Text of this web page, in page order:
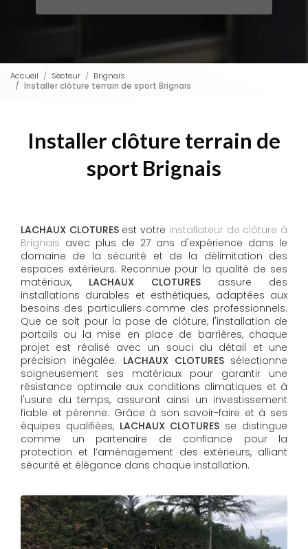
Accueil Secteur
Brignais
Installer clôture terrain de sport Brignais
Installer clôture terrain de
sport Brignais
LACHAUX CLOTURESest votre installateur de clôture à
Brignais avec plus de 27 ans d'expérience dans le
domaine de la sécurité et de la délimitation des
espaces extérieurs. Reconnue pour la qualité de ses
matériaux, LACHAUX CLOTURES assure des
installations durables et esthétiques, adaptées aux
besoins des particuliers comme des professionnels.
Que ce soit pour la pose de clôture, l'installation de
portails ou la mise en place de barrières, chaque
projet est réalisé avec un souci du détail et une
précision inégalée. LACHAUX CLOTURES sélectionne
soigneusement ses matériaux pour garantir une
résistance optimale aux conditions climatiques et à
l'usure du temps, assurant ainsi un investissement
fiable et pérenne. Grâce à son savoir-faire et à ses
équipes qualifiées,LACHAUX CLOTURES​​​​​​​ se distingue
comme un partenaire de confiance pour la
protection et l’aménagement des extérieurs, alliant
sécurité et élégance dans chaque installation.